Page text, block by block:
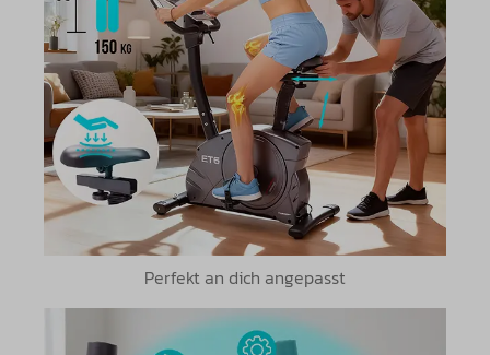
Perfekt an dich angepasst